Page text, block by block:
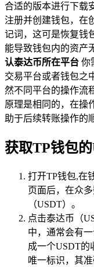
合适的版本进行下载
注册并创建钱包，在
记词，这可是恢复钱
能导致钱包内的资产
认泰达币所在平台 你
交易平台或者钱包之
然不同平台的操作流
原理是相同的，在操
助于后续转账操作的
获取TP钱包
打开TP钱包,在
页面后，在众
（USDT）。
点击泰达币（
中，通常会有
成一个USDT的
唯一标识，其